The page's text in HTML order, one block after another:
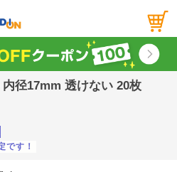
径17mm 透けない 20枚
です！